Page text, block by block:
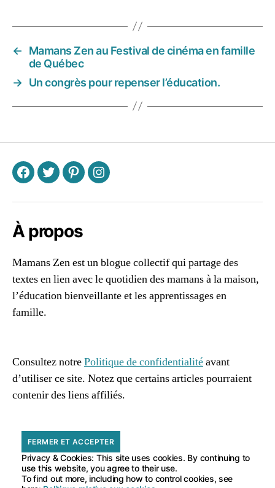
al
e,
iv
n
a
m
←
Mamans Zen au Festival de cinéma en famille
de Québec
→ Un congrès pour repenser l’éducation.
F T P I
À propos
Mamans Zen est un blogue collectif qui partage des
textes en lien avec le quotidien des mamans à la maison,
l’éducation bienveillante et les apprentissages en
famille.
Consultez notrePolitique de confidentialitéavant
d’utiliser ce site. Notez que certains articles pourraient
contenir des liens affiliés.
Privacy & Cookies: This site uses cookies. By continuing to
use this website, you agree to their use.
To find out more, including how to control cookies, see